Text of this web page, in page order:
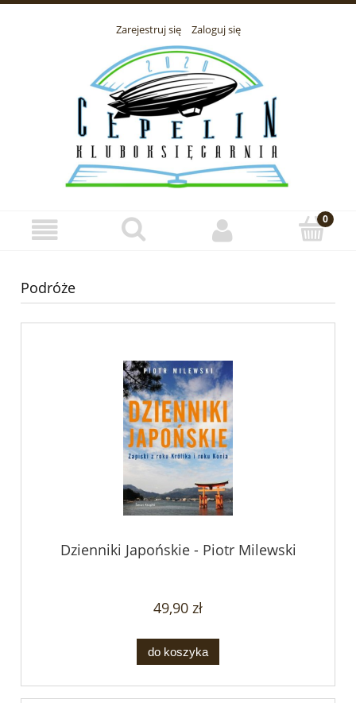
Zarejestruj się Zaloguj się
Podróże
Dzienniki Japońskie - Piotr Milewski
49,90 zł
do koszyka